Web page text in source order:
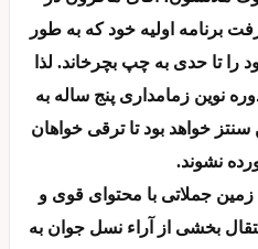
برنامه اولیه خود که به طور
تا حدی به چپ بچرخاند. لذا
نوین زمامداری پنج ساله به
خواهد بود تا ترقی خواهان
نشوند.
جملاتی با محتوای قوی و
بخشی از آراء نسل جوان به